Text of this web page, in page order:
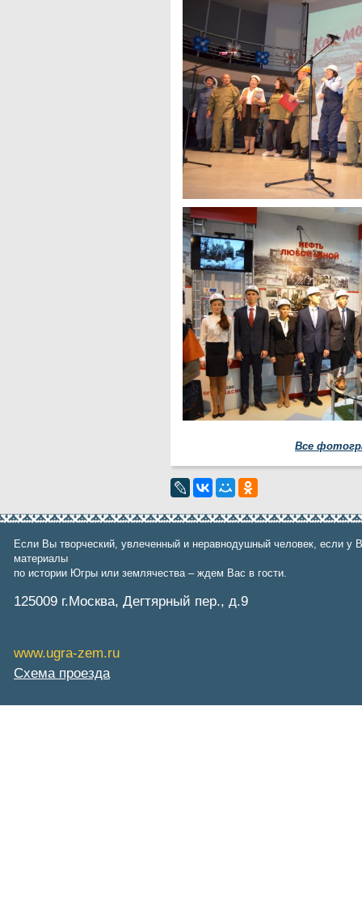
Все
Если Вы творческий, увлеченный и неравнодушный человек, если у
материалы
по истории Югры или землячества – ждем Вас в гости.
125009 г.Москва, Дегтярный пер., д.9
www.ugra-zem.ru
Схема проезда